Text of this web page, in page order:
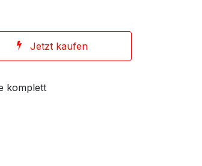
Jetzt kaufen
komplett